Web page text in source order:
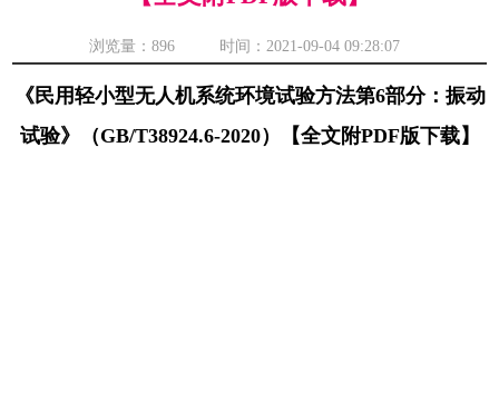
浏览量： 896 时间：2021-09-04 09:28:07
《民用轻小型无人机系统环境试验方法第6部分：振动
试验》（GB/T38924.6-2020）【全文附PDF版下载】